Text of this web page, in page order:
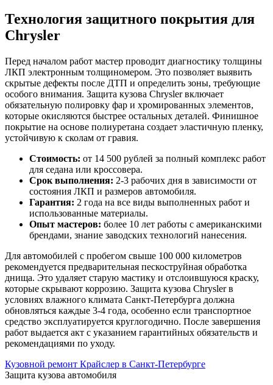
Технология защитного покрытия для
Chrysler
Перед началом работ мастер проводит диагностику толщины
ЛКП электронным толщиномером. Это позволяет выявить
скрытые дефекты после ДТП и определить зоны, требующие
особого внимания. Защита кузова Chrysler включает
обязательную полировку фар и хромированных элементов,
которые окисляются быстрее остальных деталей. Финишное
покрытие на основе полиуретана создает эластичную пленку,
устойчивую к сколам от гравия.
Стоимость: от 14 500 рублей за полный комплекс работ
для седана или кроссовера.
Срок выполнения: 2-3 рабочих дня в зависимости от
состояния ЛКП и размеров автомобиля.
Гарантия: 2 года на все виды выполненных работ и
использованные материалы.
Опыт мастеров: более 10 лет работы с американскими
брендами, знание заводских технологий нанесения.
Для автомобилей с пробегом свыше 100 000 километров
рекомендуется предварительная пескоструйная обработка
днища. Это удаляет старую мастику и отслоившуюся краску,
которые скрывают коррозию. Защита кузова Chrysler в
условиях влажного климата Санкт-Петербурга должна
обновляться каждые 3-4 года, особенно если транспортное
средство эксплуатируется круглогодично. После завершения
работ выдается акт с указанием гарантийных обязательств и
рекомендациями по уходу.
Кузовной ремонт Крайслер в Санкт-Петербурге
Защита кузова автомобиля